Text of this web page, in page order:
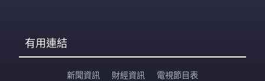
有用連結
新聞資訊 財經資訊 電視節目表